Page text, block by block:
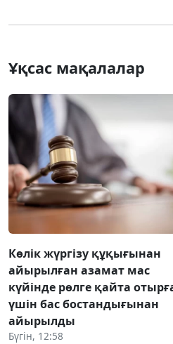
Ұқсас мақалалар
Көлік жүргізу құқығынан
айырылған азамат мас
күйінде рөлге қайта
үшін бас бостандығынан
айырылды
Бүгін, 12:58